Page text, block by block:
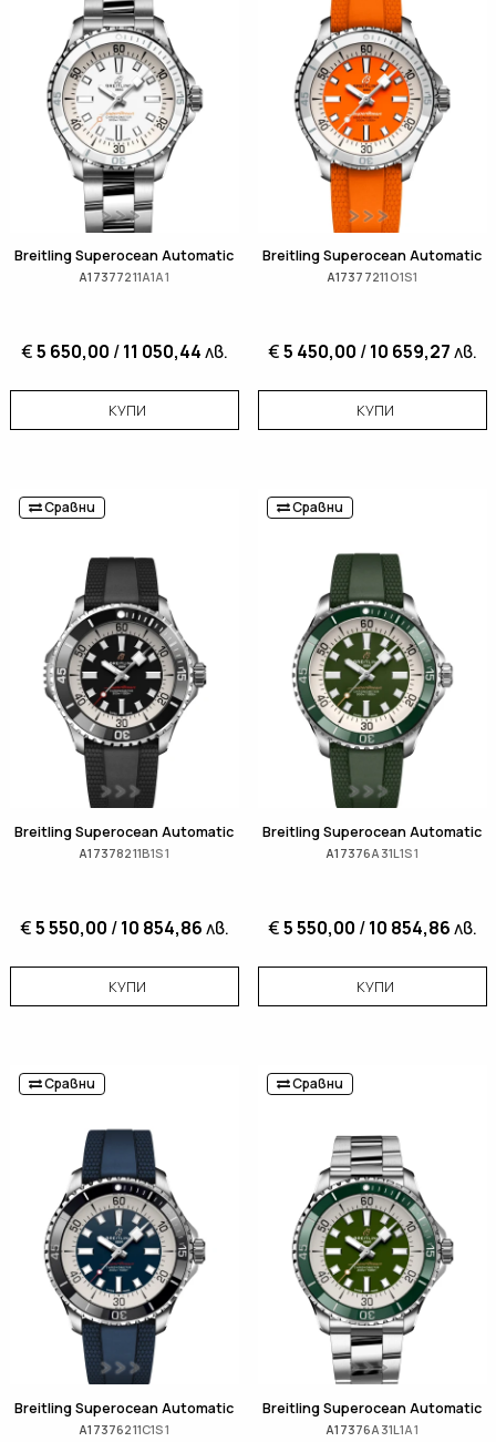
Breitling Superocean Automatic
A17377211A1A1
€5 650,00 /11 050,44лв.
КУПИ
Breitling Superocean Automatic
A17377211O1S1
€5 450,00 /10 659,27лв.
КУПИ
Сравни
Breitling Superocean Automatic
A17378211B1S1
€5 550,00 /10 854,86лв.
КУПИ
Сравни
Breitling Superocean Automatic
A17376A31L1S1
€5 550,00 /10 854,86лв.
КУПИ
Сравни
Breitling Superocean Automatic
A17376211C1S1
Сравни
Breitling Superocean Automatic
A17376A31L1A1